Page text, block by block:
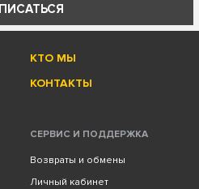
КТО МЫ
КОНТАКТЫ
СЕРВИС И ПОДДЕРЖКА
Возвраты и обмены
Личный кабинет